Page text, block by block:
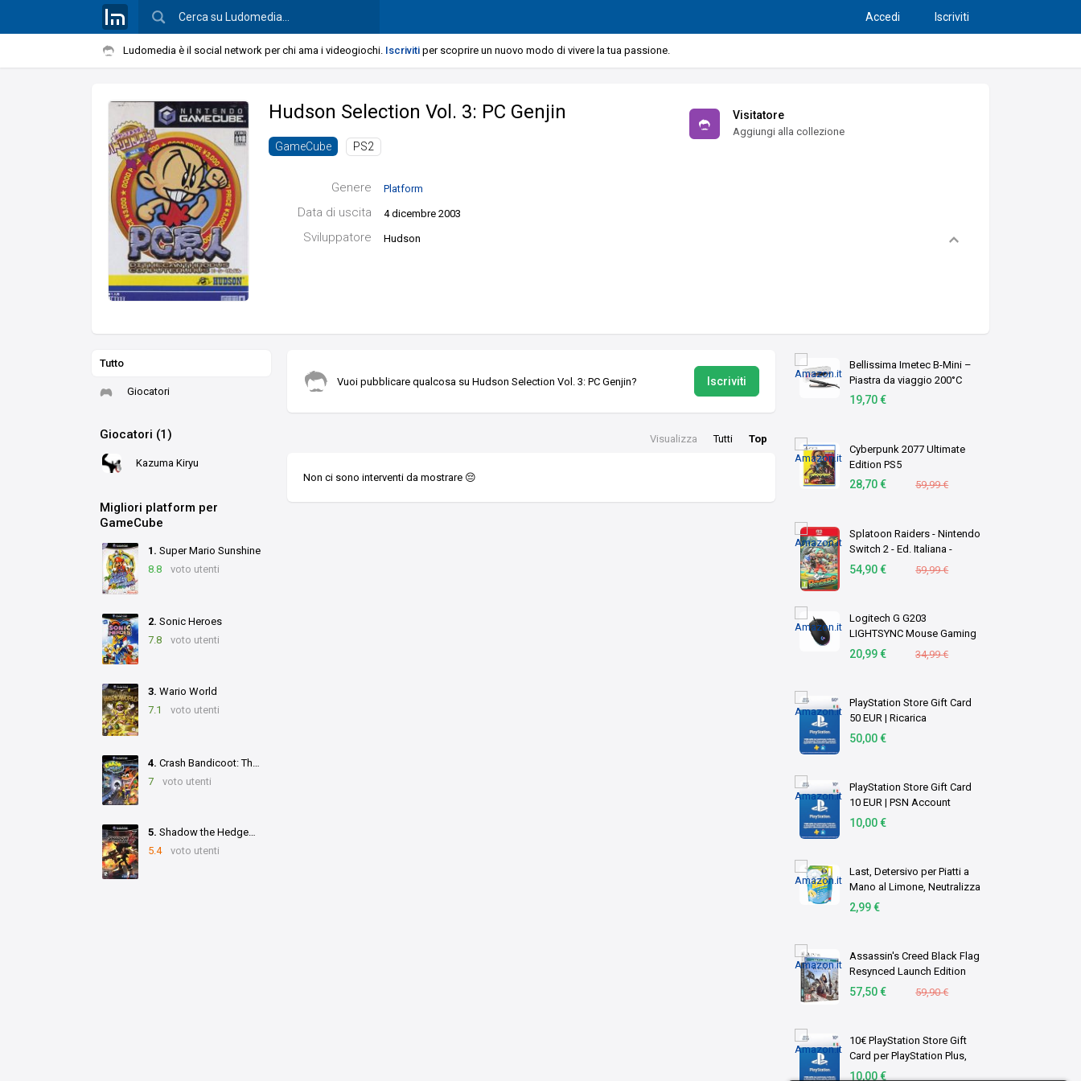
Accedi Iscriviti
Ludomedia è il social network per chi ama i videogiochi. Iscriviti per scoprire un nuovo modo di vivere la tua passione.
Hudson Selection Vol. 3: PC Genjin
GameCube PS2
Genere Platform
Data di uscita 4 dicembre 2003
Sviluppatore Hudson
Visitatore
Aggiungi alla collezione
Tutto
Giocatori
Giocatori (1)
Kazuma Kiryu
Migliori platform per
GameCube
1. Super Mario Sunshine
8.8
voto utenti
2. Sonic Heroes
7.8
voto utenti
3. Wario World
7.1
voto utenti
4. Crash Bandicoot: The Wrath of Cortex
7
voto utenti
5. Shadow the Hedgehog
5.4
voto utenti
Bellissima Imetec B-Mini –
Piastra da viaggio 200°C
19,70 €
Cyberpunk 2077 Ultimate
Edition PS5
28,70 € 59,99 €
Splatoon Raiders - Nintendo
Switch 2 - Ed. Italiana -
Versione su scheda
54,90 € 59,99 €
Logitech G G203
LIGHTSYNC Mouse Gaming
con Illuminazione RGB
20,99 € 34,99 €
PlayStation Store Gift Card
50 EUR | Ricarica
Portafoglio PSN | Account
50,00 €
PlayStation Store Gift Card
10 EUR | PSN Account
italiano | PS5/PS4 Codice
10,00 €
Last, Detersivo per Piatti a
Mano al Limone, Neutralizza
gli Odori, Azione
2,99 €
Assassin's Creed Black Flag
Resynced Launch Edition
(PS5)
57,50 € 59,90 €
10€ PlayStation Store Gift
Card per PlayStation Plus,
Account italiano [Codice per
10,00 €
Vuoi pubblicare qualcosa su Hudson Selection Vol. 3: PC Genjin? Iscriviti
Visualizza Tutti Top
Non ci sono interventi da mostrare 😔